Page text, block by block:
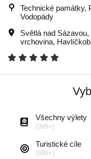
Všechny výlety
(999+)
Turistické cíle
(999+)
Technické památky,
Vodopády
Světlá nad Sázavou,
vrchovina,